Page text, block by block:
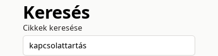
Keresés
Cikkek keresése